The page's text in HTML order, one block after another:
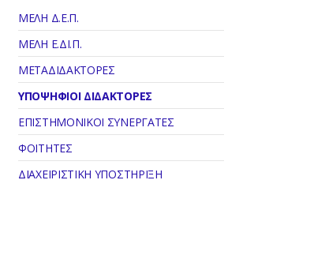
ΜΕΛΗ Δ.Ε.Π.
ΜΕΛΗ Ε.ΔΙ.Π.
ΜΕΤΑΔΙΔΑΚΤΟΡΕΣ
ΥΠΟΨΗΦΙΟΙ ΔΙΔΑΚΤΟΡΕΣ
ΕΠΙΣΤΗΜΟΝΙΚΟΙ ΣΥΝΕΡΓΑΤΕΣ
ΦΟΙΤΗΤΕΣ
ΔΙΑΧΕΙΡΙΣΤΙΚΗ ΥΠΟΣΤΗΡΙΞΗ